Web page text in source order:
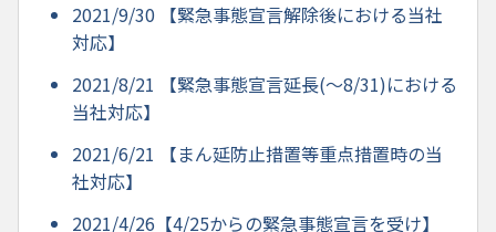
2021/9/30 【緊急事態宣言解除後における当社
対応】
2021/8/21 【緊急事態宣言延長(～8/31)における
当社対応】
2021/6/21 【まん延防止措置等重点措置時の当
社対応】
2021/4/26【4/25からの緊急事態宣言を受け】